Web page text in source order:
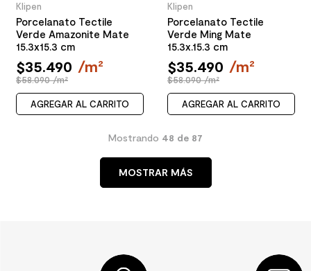
Klipen
Porcelanato Tectile
Verde Amazonite Mate
15.3x15.3 cm
$35.490 /m²
$58.090 /m²
AGREGAR AL CARRITO
Klipen
Porcelanato Tectile
Verde Ming Mate
15.3x.15.3 cm
$35.490 /m²
$58.090 /m²
AGREGAR AL CARRITO
Mostrando 48 de 87
MOSTRAR MÁS